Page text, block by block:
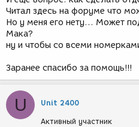
Читал здесь на форуме что
Но у меня его нету... Может
Мака?
ну и чтобы со всеми
Заранее спасибо за помощь!!!
U Unit 2400
Активный участник